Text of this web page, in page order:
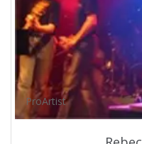
ProArtist